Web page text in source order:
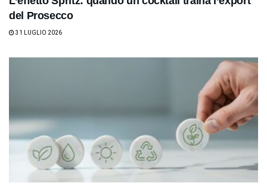
del Prosecco
31 LUGLIO 2026